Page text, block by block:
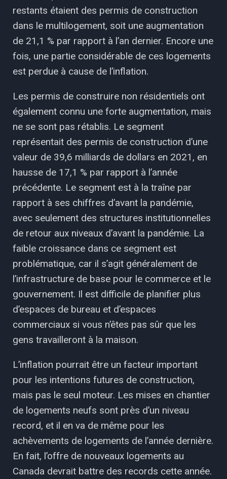
restants étaient des permis de construction
dans le multilogement, soit une augmentation
de 21,1 % par rapport à l’an dernier. Encore une
fois, une partie considérable de ces logements
est perdue à cause de l’inflation.
Les permis de construire non résidentiels ont
également connu une forte augmentation, mais
ne se sont pas rétablis. Le segment
représentait des permis de construction d’une
valeur de 39,6 milliards de dollars en 2021, en
hausse de 17,1 % par rapport à l’année
précédente. Le segment est à la traîne par
rapport à ses chiffres d’avant la pandémie,
avec seulement des structures institutionnelles
de retour aux niveaux d’avant la pandémie. La
faible croissance dans ce segment est
problématique, car il s’agit généralement de
l’infrastructure de base pour le commerce et le
gouvernement. Il est difficile de planifier plus
d’espaces de bureau et d’espaces
commerciaux si vous n’êtes pas sûr que les
gens travailleront à la maison.
L’inflation pourrait être un facteur important
pour les intentions futures de construction,
mais pas le seul moteur. Les mises en chantier
de logements neufs sont près d’un niveau
record, et il en va de même pour les
achèvements de logements de l’année dernière.
En fait, l’offre de nouveaux logements au
Canada devrait battre des records cette année.